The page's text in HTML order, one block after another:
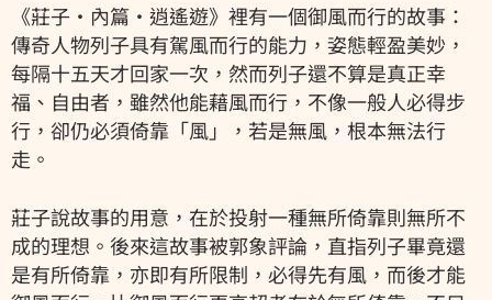
《莊子‧內篇‧逍遙遊》裡有一個御風而行的故事：
傳奇人物列子具有駕風而行的能力，姿態輕盈美妙，
每隔十五天才回家一次，然而列子還不算是真正幸
福、自由者，雖然他能藉風而行，不像一般人必得步
行，卻仍必須倚靠「風」，若是無風，根本無法行
走。
莊子說故事的用意，在於投射一種無所倚靠則無所不
成的理想。後來這故事被郭象評論，直指列子畢竟還
是有所倚靠，亦即有所限制，必得先有風，而後才能